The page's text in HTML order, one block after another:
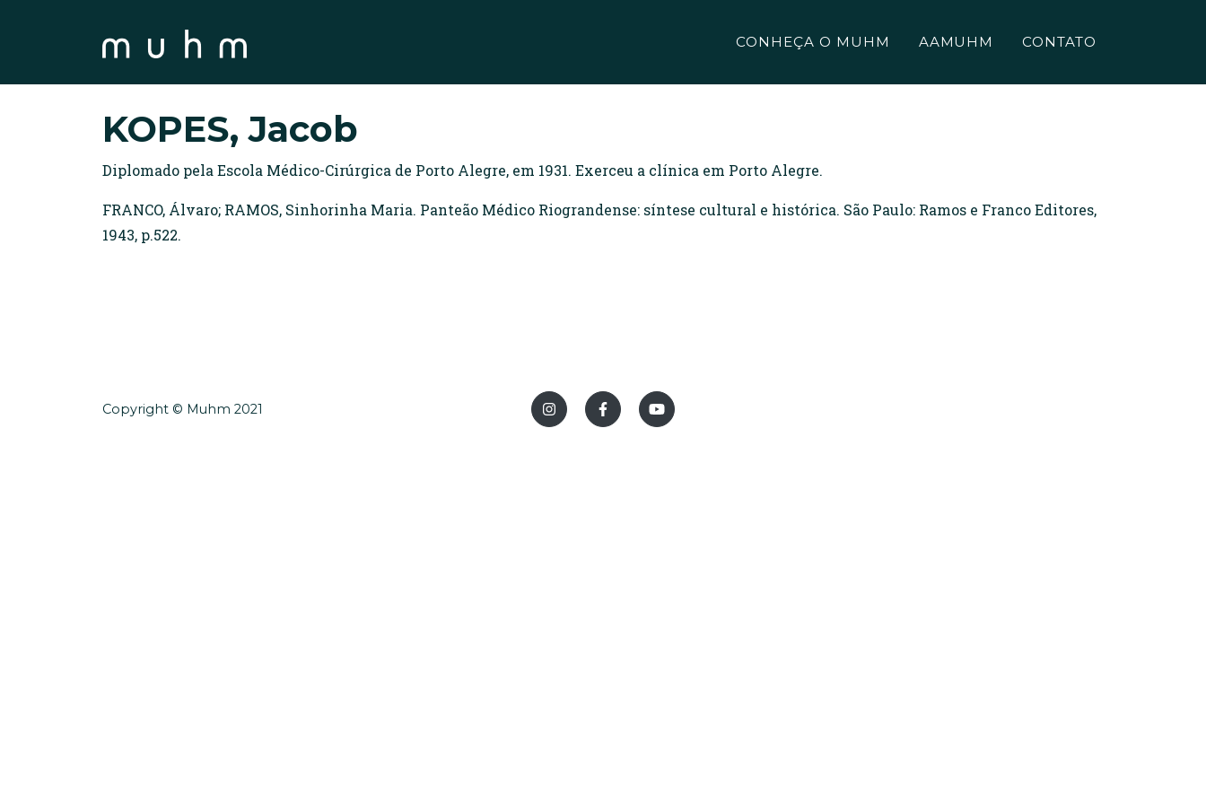
CONHEÇA O MUHM AAMUHM CONTATO
KOPES, Jacob
Diplomado pela Escola Médico-Cirúrgica de Porto Alegre, em 1931. Exerceu a clínica em Porto Alegre.
FRANCO, Álvaro; RAMOS, Sinhorinha Maria. Panteão Médico Riograndense: síntese cultural e histórica. São Paulo: Ramos e Franco Editores,
1943, p.522.
Copyright © Muhm 2021